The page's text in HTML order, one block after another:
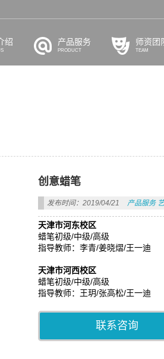
绍 产品服务
PRODUCT
师资团
TEAM
创意蜡笔
发布时间：2019/04/21 产品服务
天津市河东校区
蜡笔初级/中级/高级
指导教师：李青/姜晓熠/王一迪
天津市河西校区
蜡笔初级/中级/高级
指导教师：王玥/张高松/王一迪
联系咨询